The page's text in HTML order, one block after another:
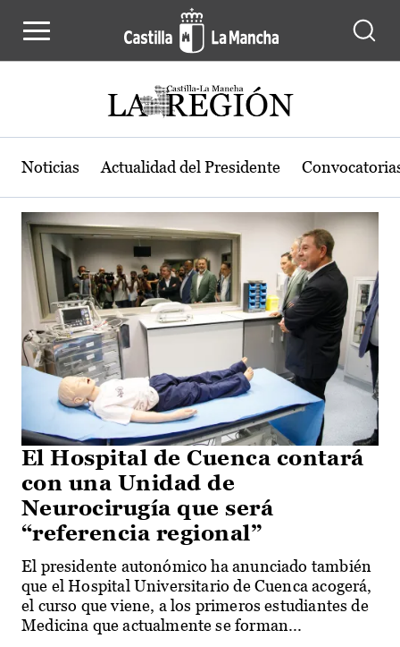
Actualidad de la región de Castilla-
Noticias Actualidad del Presidente
El Hospital de Cuenca contará
con una Unidad de
Neurocirugía que será
“referencia regional”
El presidente autonómico ha anunciado también
que el Hospital Universitario de Cuenca acogerá,
el curso que viene, a los primeros estudiantes de
Medicina que actualmente se forman...